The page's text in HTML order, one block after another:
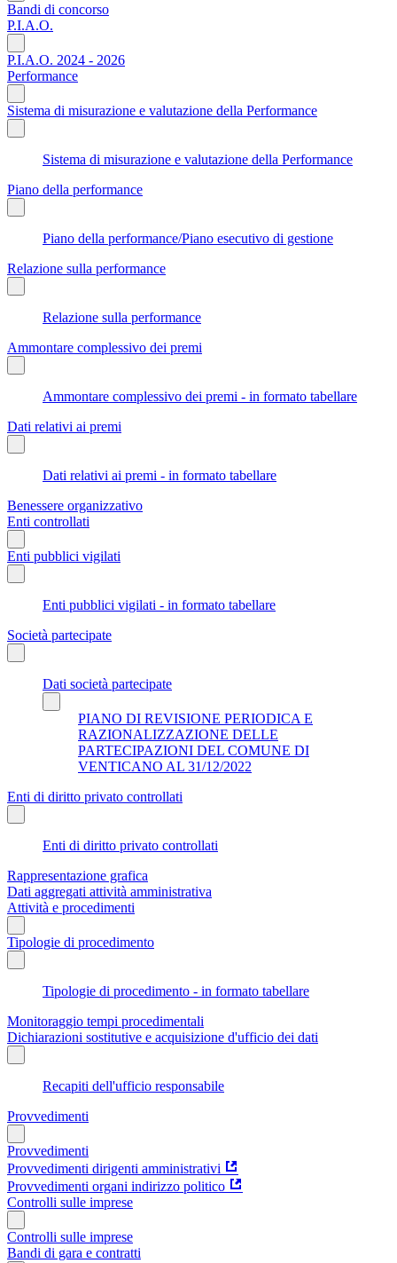
Bandi di concorso
P.I.A.O.
P.I.A.O. 2024 - 2026
Performance
Sistema di misurazione e valutazione della Performance
Sistema di misurazione e valutazione della Performance
Piano della performance
Piano della performance/Piano esecutivo di gestione
Relazione sulla performance
Relazione sulla performance
Ammontare complessivo dei premi
Ammontare complessivo dei premi - in formato tabellare
Dati relativi ai premi
Dati relativi ai premi - in formato tabellare
Benessere organizzativo
Enti controllati
Enti pubblici vigilati
Enti pubblici vigilati - in formato tabellare
Società partecipate
Dati società partecipate
PIANO DI REVISIONE PERIODICA E
RAZIONALIZZAZIONE DELLE
PARTECIPAZIONI DEL COMUNE DI
VENTICANO AL 31/12/2022
Enti di diritto privato controllati
Enti di diritto privato controllati
Rappresentazione grafica
Dati aggregati attività amministrativa
Attività e procedimenti
Tipologie di procedimento
Tipologie di procedimento - in formato tabellare
Monitoraggio tempi procedimentali
Dichiarazioni sostitutive e acquisizione d'ufficio dei dati
Recapiti dell'ufficio responsabile
Provvedimenti
Provvedimenti
Provvedimenti dirigenti amministrativi
Provvedimenti organi indirizzo politico
Controlli sulle imprese
Controlli sulle imprese
Bandi di gara e contratti